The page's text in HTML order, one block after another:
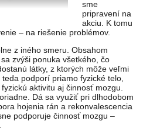
sme
pripravení na
akciu. K tomu
– na riešenie problémov.
z iného smeru. Obsahom
zvýši ponuka všetkého, čo
látky, z ktorých môže veľmi
podporí priamo fyzické telo,
aktivitu aj činnosť mozgu.
Dá sa využiť pri dlhodobom
hojenia rán a rekonvalescencia
podporuje činnosť mozgu –